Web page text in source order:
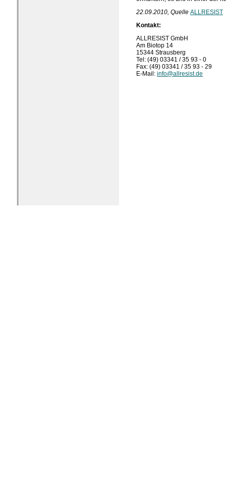
22.09.2010, Quelle ALLRESIST
Kontakt:
ALLRESIST GmbH
Am Biotop 14
15344 Strausberg
Tel: (49) 03341 / 35 93 - 0
Fax: (49) 03341 / 35 93 - 29
E-Mail: info@allresist.de